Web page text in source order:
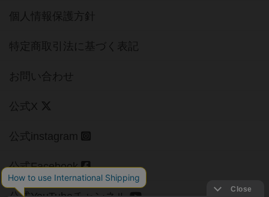
個人情報保護方針
特定商取引法に基づく表記
お問い合わせ
公式X
公式instagram
公式Facebook